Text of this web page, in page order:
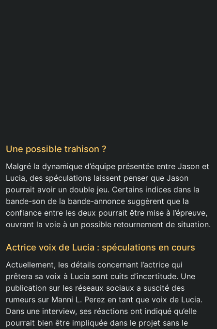
Une possible trahison ?
Malgré la dynamique d’équipe présentée entre Jason et
Lucia, des spéculations laissent penser que Jason
pourrait avoir un double jeu. Certains indices dans la
bande-son de la bande-annonce suggèrent que la
confiance entre les deux pourrait être mise à l’épreuve,
ouvrant la voie à un possible retournement de situation.
Actrice voix de Lucia : spéculations en cours
Actuellement, les détails concernant l’actrice qui
prêtera sa voix à Lucia sont cuits d’incertitude. Une
publication sur les réseaux sociaux a suscité des
rumeurs sur Manni L. Perez en tant que voix de Lucia.
Dans une interview, ses réactions ont indiqué qu’elle
pourrait bien être impliquée dans le projet sans le